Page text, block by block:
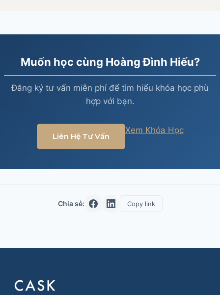
Muốn học cùng Hoàng Đình Hiếu?
Đăng ký tư vấn miễn phí để tìm hiểu khóa học phù
hợp với bạn.
Liên Hệ Tư Vấn
Xem Khóa Học
Chia sẻ: Copy link